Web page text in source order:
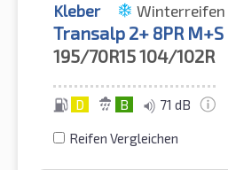
Kleber Winterreifen
Transalp 2+ 8PR M+S
195/70R15104/102R
D B 71 dB
Reifen Vergleichen